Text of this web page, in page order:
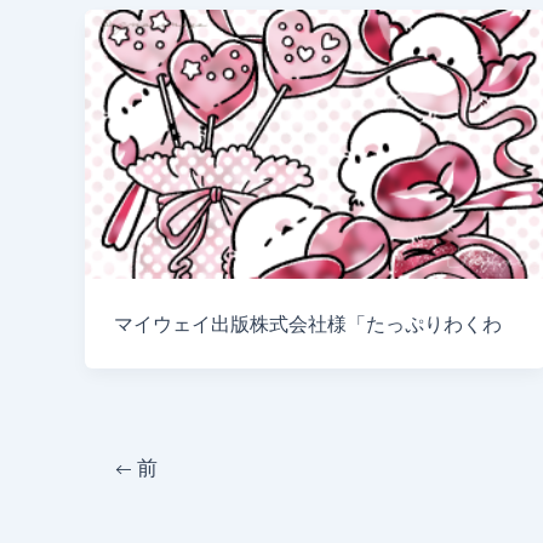
マイウェイ出版株式会社様「たっぷりわくわ
← 前